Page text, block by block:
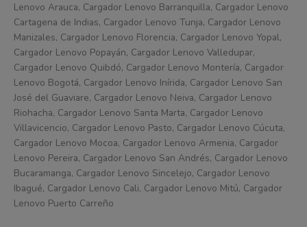
Lenovo Arauca, Cargador Lenovo Barranquilla, Cargador Lenovo
Cartagena de Indias, Cargador Lenovo Tunja, Cargador Lenovo
Manizales, Cargador Lenovo Florencia, Cargador Lenovo Yopal,
Cargador Lenovo Popayán, Cargador Lenovo Valledupar,
Cargador Lenovo Quibdó, Cargador Lenovo Montería, Cargador
Lenovo Bogotá, Cargador Lenovo Inírida, Cargador Lenovo San
José del Guaviare, Cargador Lenovo Neiva, Cargador Lenovo
Riohacha, Cargador Lenovo Santa Marta, Cargador Lenovo
Villavicencio, Cargador Lenovo Pasto, Cargador Lenovo Cúcuta,
Cargador Lenovo Mocoa, Cargador Lenovo Armenia, Cargador
Lenovo Pereira, Cargador Lenovo San Andrés, Cargador Lenovo
Bucaramanga, Cargador Lenovo Sincelejo, Cargador Lenovo
Ibagué, Cargador Lenovo Cali, Cargador Lenovo Mitú, Cargador
Lenovo Puerto Carreño